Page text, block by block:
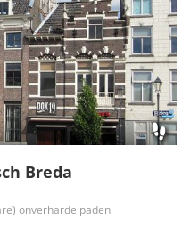
Breda
onverharde paden